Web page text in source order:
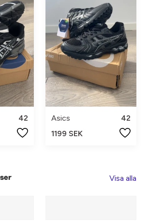
42
Asics
42
1199 SEK
Visa alla